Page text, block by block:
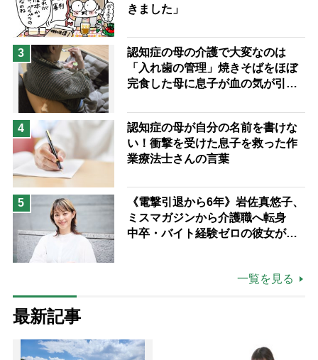
きました」
3
認知症の母の介護で大変なのは
「入れ歯の管理」焼きそばをほぼ
完食した母に息子が血の気が引い
4
認知症の母が自分の名前を書けな
い！衝撃を受けた息子を救った作
業療法士さんの言葉
5
《電撃引退から6年》岩佐真悠子、
ミスマガジンから介護職へ転身
中卒・バイト経験ゼロの彼女が見
一覧を見る
最新記事